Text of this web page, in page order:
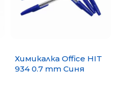
Химикалка Office HIT
934 0.7 mm Синя